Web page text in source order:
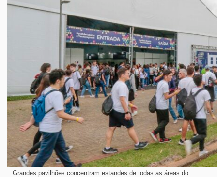
Grandes pavilhões concentram estandes de todas as áreas do